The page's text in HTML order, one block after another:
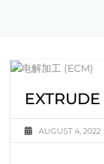
AUGUST 4, 2022